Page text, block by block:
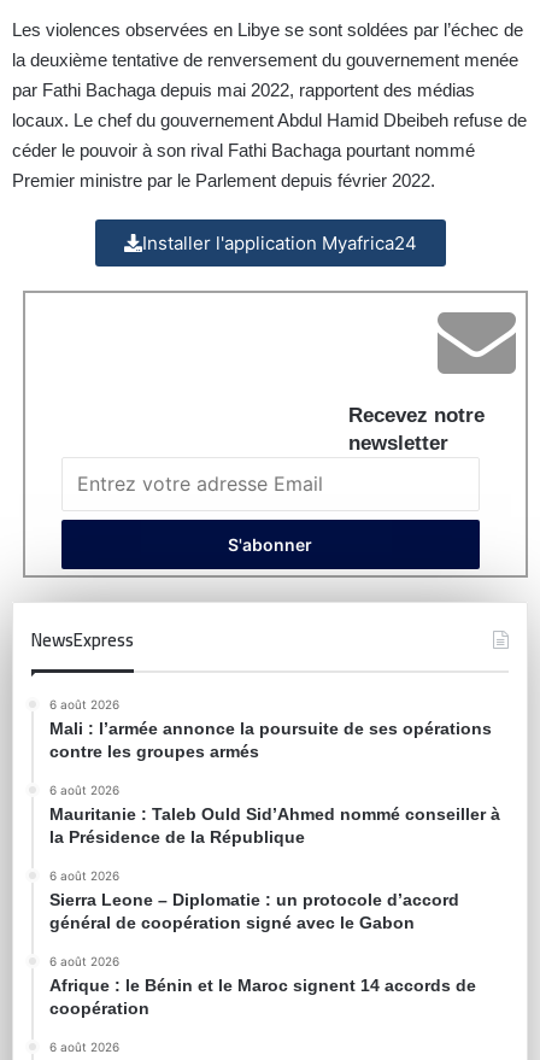
Les violences observées en Libye se sont soldées par l’échec de
la deuxième tentative de renversement du gouvernement menée
par Fathi Bachaga depuis mai 2022, rapportent des médias
locaux. Le chef du gouvernement Abdul Hamid Dbeibeh refuse de
céder le pouvoir à son rival Fathi Bachaga pourtant nommé
Premier ministre par le Parlement depuis février 2022.
Installer l'application Myafrica24
Recevez notre
newsletter
NewsExpress
6 août 2026
Mali : l’armée annonce la poursuite de ses opérations
contre les groupes armés
6 août 2026
Mauritanie : Taleb Ould Sid’Ahmed nommé conseiller à
la Présidence de la République
6 août 2026
Sierra Leone – Diplomatie : un protocole d’accord
général de coopération signé avec le Gabon
6 août 2026
Afrique : le Bénin et le Maroc signent 14 accords de
coopération
6 août 2026